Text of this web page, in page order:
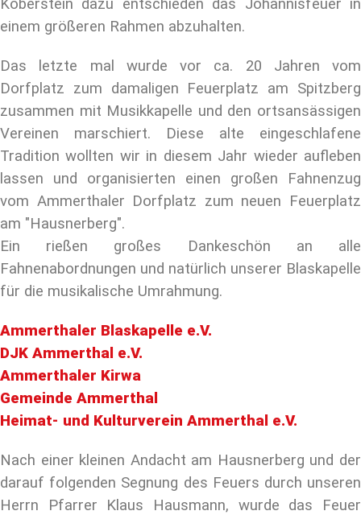
Koberstein dazu entschieden das Johannisfeuer in
einem größeren Rahmen abzuhalten.
Das letzte mal wurde vor ca. 20 Jahren vom
Dorfplatz zum damaligen Feuerplatz am Spitzberg
zusammen mit Musikkapelle und den ortsansässigen
Vereinen marschiert. Diese alte eingeschlafene
Tradition wollten wir in diesem Jahr wieder aufleben
lassen und organisierten einen großen Fahnenzug
vom Ammerthaler Dorfplatz zum neuen Feuerplatz
am "Hausnerberg".
Ein rießen großes Dankeschön an alle
Fahnenabordnungen und natürlich unserer Blaskapelle
für die musikalische Umrahmung.
Ammerthaler Blaskapelle e.V.
DJK Ammerthal e.V.
Ammerthaler Kirwa
Gemeinde Ammerthal
Heimat- und Kulturverein Ammerthal e.V.
Nach einer kleinen Andacht am Hausnerberg und der
darauf folgenden Segnung des Feuers durch unseren
Herrn Pfarrer Klaus Hausmann, wurde das Feuer